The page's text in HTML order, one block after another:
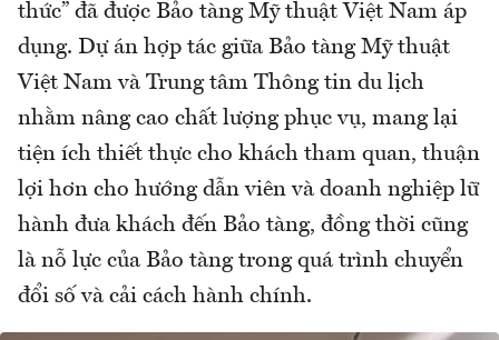
thức” đã được Bảo tàng Mỹ thuật Việt Nam áp
dụng. Dự án hợp tác giữa Bảo tàng Mỹ thuật
Việt Nam và Trung tâm Thông tin du lịch
nhằm nâng cao chất lượng phục vụ, mang lại
tiện ích thiết thực cho khách tham quan, thuận
lợi hơn cho hướng dẫn viên và doanh nghiệp lữ
hành đưa khách đến Bảo tàng, đồng thời cũng
là nỗ lực của Bảo tàng trong quá trình chuyển
đổi số và cải cách hành chính.